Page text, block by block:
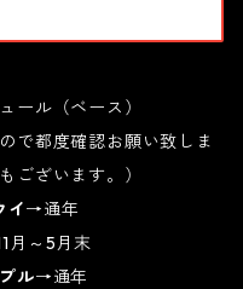
ール（ベース）
で都度確認お願い致しま
ございます。）
イ→通年
月～5月末
ル→通年